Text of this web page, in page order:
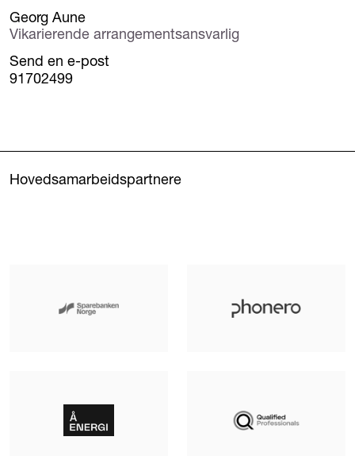
Georg Aune
Vikarierende arrangementsansvarlig
Send en e-post
91702499
Hovedsamarbeidspartnere